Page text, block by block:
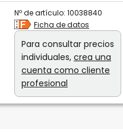
Nº de artículo: 10038840
Ficha de datos
Para consultar precios
individuales, crea una
cuenta como cliente
profesional